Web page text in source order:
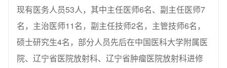
现有医务人员53人，其中主任医师6名、副主任医师7
名，主治医师11名，副主任技师2名，主管技师6名，
硕士研究生4名，部分人员先后在中国医科大学附属医
院、辽宁省医院放射科、辽宁省肿瘤医院放射科进修